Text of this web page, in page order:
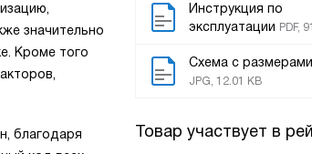
Инструкция по
эксплуатации PDF,
Схема с размерами
JPG, 12.01 KB
Товар участвует в
значительно
Кроме того
благодаря